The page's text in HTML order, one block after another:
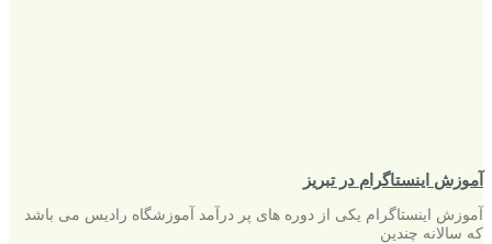
آموزش اینستاگرام در تبریز
آموزش اینستاگرام یکی از دوره های پر درآمد آموزشگاه رادیس می باشد
که سالانه چندین